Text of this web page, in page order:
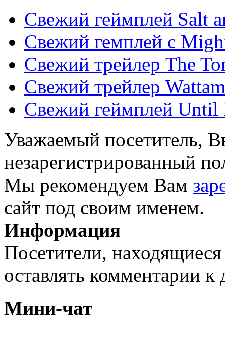
Свежий геймплей Salt
Свежий гемплей с
Свежий трейлер The
Свежий трейлер Wattam
Свежий геймплей Until
Уважаемый посетитель,
незарегистрированный
Мы рекомендуем Вам
сайт под своим именем.
Информация
Посетители,
оставлять комментарии
Мини-чат